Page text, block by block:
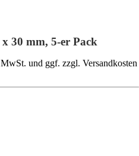
30 mm, 5-er Pack
und ggf. zzgl. Versandkosten